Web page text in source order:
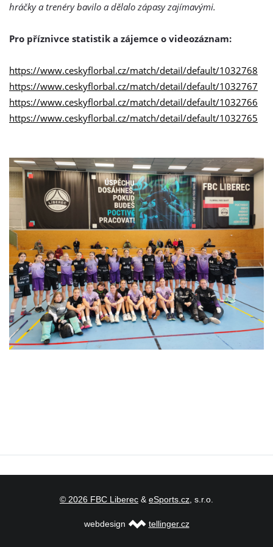
hráčky a trenéry bavilo a dělalo zápasy zajímavými.
Pro příznivce statistik a zájemce o videozáznam:
https://www.ceskyflorbal.cz/match/detail/default/1032768
https://www.ceskyflorbal.cz/match/detail/default/1032767
https://www.ceskyflorbal.cz/match/detail/default/1032766
https://www.ceskyflorbal.cz/match/detail/default/1032765
© 2026 FBC Liberec & eSports.cz , s.r.o.
webdesign tellinger.cz